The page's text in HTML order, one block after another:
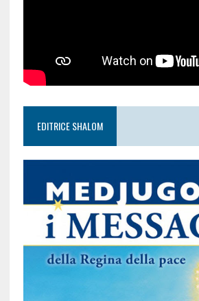
EDITRICE SHALOM